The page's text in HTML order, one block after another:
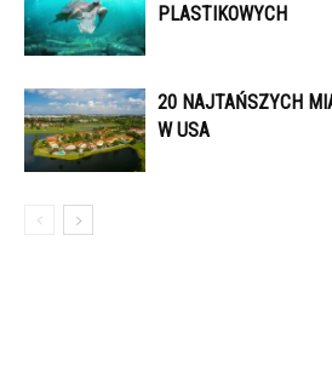
PLASTIKOWYCH
20 NAJTAŃSZYCH
W USA